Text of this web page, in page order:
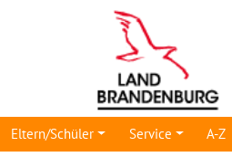
Eltern/Schüler Service A-Z